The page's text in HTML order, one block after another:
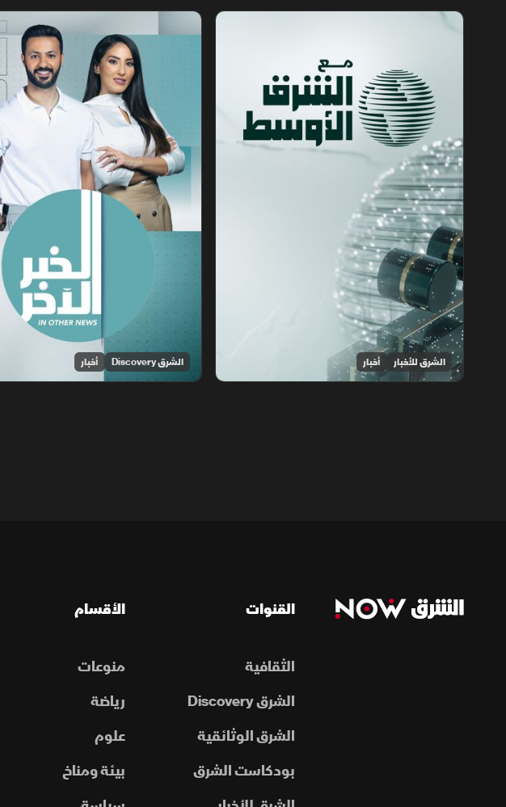
مع الشرق الأوسط
الشرق للأخبار أخبار
الخبر الآخر
الشرق Discovery أخبار
القنوات
الثقافية
الشرق Discovery
الشرق الوثائقية
بودكاست الشرق
الأقسام
منوعات
رياضة
علوم
بيئة ومناخ